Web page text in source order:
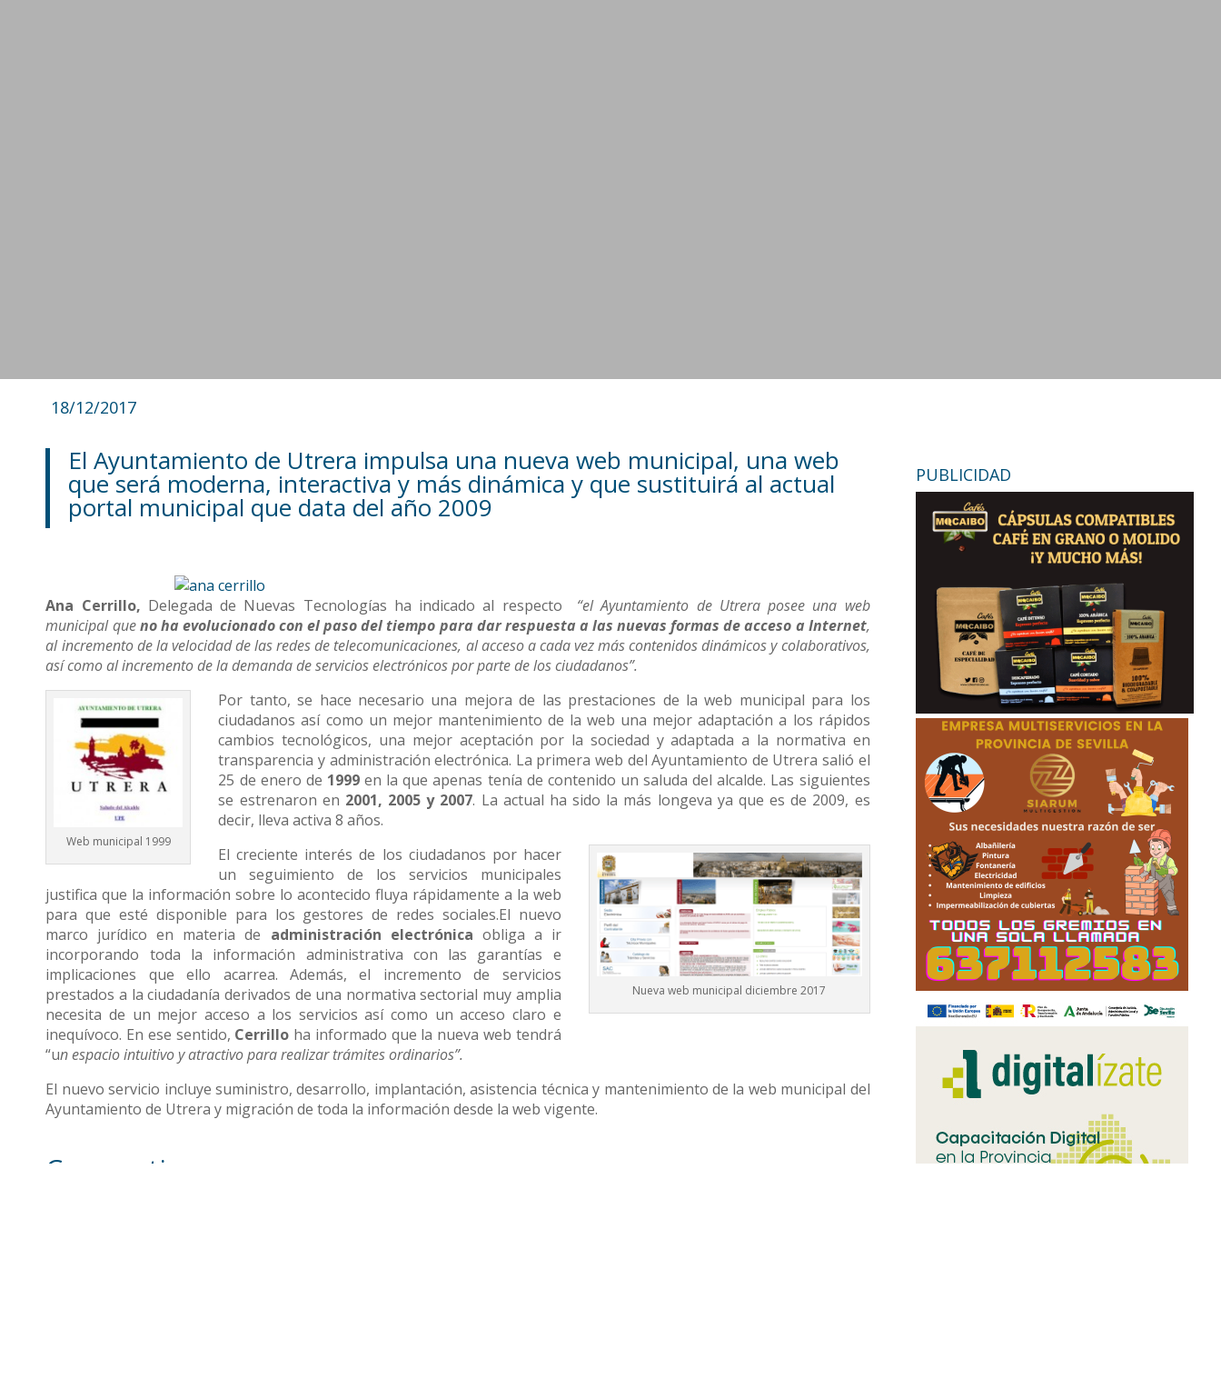
18/12/2017
El Ayuntamiento de Utrera impulsa una nueva web municipal, una web
que será moderna, interactiva y más dinámica y que sustituirá al actual
portal municipal que data del año 2009
Ana Cerrillo, Delegada de Nuevas Tecnologías ha indicado al respecto
“el Ayuntamiento de Utrera posee una web
municipal queno ha evolucionado con el paso del tiempo para dar respuesta a las nuevas formas de acceso a Internet,
al incremento de la velocidad de las redes de telecomunicaciones, al acceso a cada vez más contenidos dinámicos y colaborativos,
así como al incremento de la demanda de servicios electrónicos por parte de los ciudadanos”.
Web municipal 1999
Por tanto, se hace necesario una mejora de las prestaciones de la web municipal para los
ciudadanos así como un mejor mantenimiento de la web una mejor adaptación a los rápidos
cambios tecnológicos, una mejor aceptación por la sociedad y adaptada a la normativa en
transparencia y administración electrónica. La primera web del Ayuntamiento de Utrera salió el
25 de enero de 1999en la que apenas tenía de contenido un saluda del alcalde. Las siguientes
se estrenaron en 2001, 2005 y 2007. La actual ha sido la más longeva ya que es de 2009, es
decir, lleva activa 8 años.
Nueva web municipal diciembre 2017
El creciente interés de los ciudadanos por hacer
un seguimiento de los servicios municipales
justifica que la información sobre lo acontecido fluya rápidamente a la web
para que esté disponible para los gestores de redes sociales.El nuevo
marco jurídico en materia de administración electrónica obliga a ir
incorporando toda la información administrativa con las garantías e
implicaciones que ello acarrea. Además, el incremento de servicios
prestados a la ciudadanía derivados de una normativa sectorial muy amplia
necesita de un mejor acceso a los servicios así como un acceso claro e
inequívoco. En ese sentido, Cerrillo ha informado que la nueva web tendrá
“un espacio intuitivo y atractivo para realizar trámites ordinarios”.
El nuevo servicio incluye suministro, desarrollo, implantación, asistencia técnica y mantenimiento de la web municipal del
Ayuntamiento de Utrera y migración de toda la información desde la web vigente.
Compartir
PUBLICIDAD